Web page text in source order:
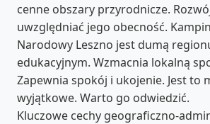
cenne obszary przyrodnicze.
uwzględniać jego obecność.
Narodowy Leszno jest dumą
edukacyjnym. Wzmacnia lokalną
Zapewnia spokój i ukojenie. Jest to
wyjątkowe. Warto go odwiedzić.
Kluczowe cechy geograficzno-